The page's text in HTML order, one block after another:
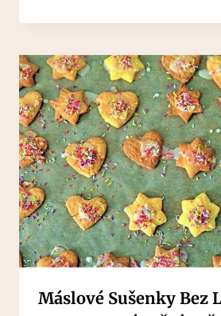
Máslové Sušenky Bez